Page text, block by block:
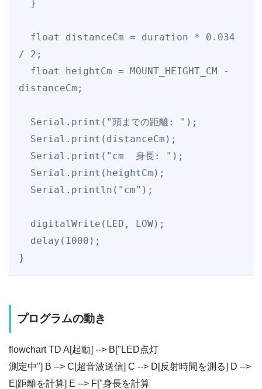
/ 2;
distanceCm;
プログラムの動き
flowchart TD A[起動] --> B["LED点灯
測定中"] B --> C[超音波送信] C --> D[反射時間を測る] D -->
E[距離を計算] E --> F["身長を計算